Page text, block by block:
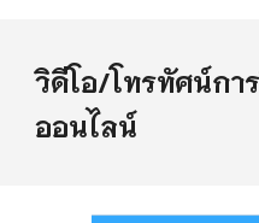
วิดีโอ/โทรทัศน์กา
ออนไลน์